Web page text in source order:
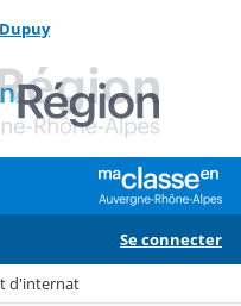
Se connecter
d'internat